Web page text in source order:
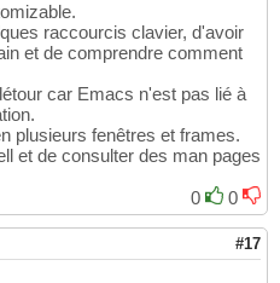
raccourcis clavier, d'avoir
et de comprendre comment
car Emacs n'est pas lié à
plusieurs fenêtres et frames.
et de consulter des man pages
0
0
#17